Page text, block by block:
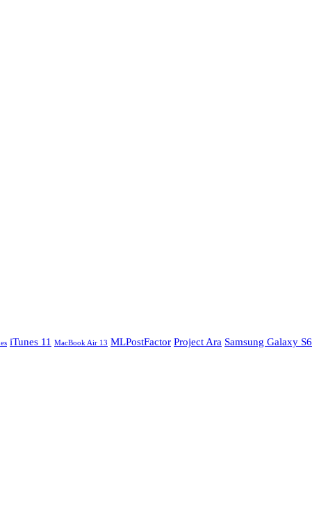
iTunes 11 MacBook Air 13 MLPostFactor Project Ara Samsung Galaxy S6